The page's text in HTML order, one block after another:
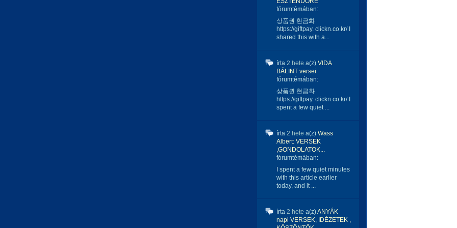
fórumtémában:
상품권 현금화
https://giftpay. clickn.co.kr/ I
shared this with a...
írta 2 hete a(z) VIDA
BÁLINT versei
fórumtémában:
상품권 현금화
https://giftpay. clickn.co.kr/ I
spent a few quiet ...
írta 2 hete a(z) Wass
Albert: VERSEK
,GONDOLATOK...
fórumtémában:
I spent a few quiet minutes
with this article earlier
today, and it ...
írta 2 hete a(z)ANYÁK
napi VERSEK, IDÉZETEK ,